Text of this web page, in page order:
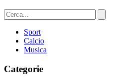
Sport
Calcio
Musica
Categorie